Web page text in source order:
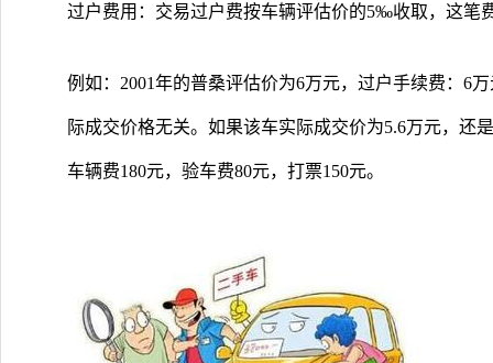
过户费用：交易过户费按车辆评估价的5‰收取，这笔
例如：2001年的普桑评估价为6万元，过户手续费：6
际成交价格无关。如果该车实际成交价为5.6万元，还
车辆费180元，验车费80元，打票150元。